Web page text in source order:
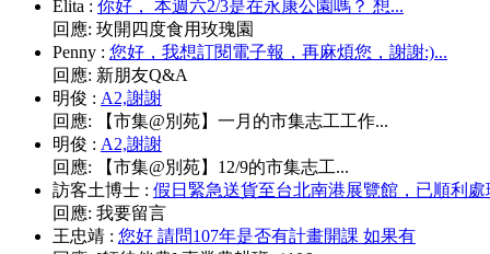
Elita : 你好， 本週六2/3是在永康公園嗎？ 想...
回應: 玫開四度食用玫瑰園
Penny : 您好，我想訂閱電子報，再麻煩您，謝謝:)...
回應: 新朋友Q&A
明俊 : A2,謝謝
回應:
【市集@別苑】一月的市集志工工作...
明俊 : A2,謝謝
回應:
【市集@別苑】12/9的市集志工...
訪客土博士 : 假日緊急送貨至台北南港展覽館，已順利處
回應: 我要留言
王忠靖 : 您好 請問107年是否有計畫開課 如果有